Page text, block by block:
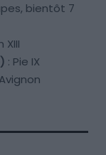
bientôt 7
XIII
: Pie IX